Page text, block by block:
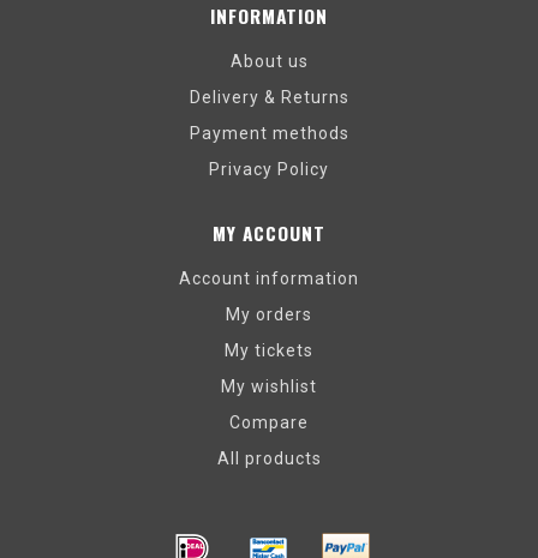
INFORMATION
About us
Delivery & Returns
Payment methods
Privacy Policy
MY ACCOUNT
Account information
My orders
My tickets
My wishlist
Compare
All products